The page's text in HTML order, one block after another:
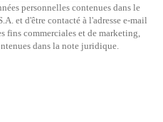
personnelles contenues dans le
et d'être contacté à l'adresse e-mail
fins commerciales et de marketing,
dans la note juridique.